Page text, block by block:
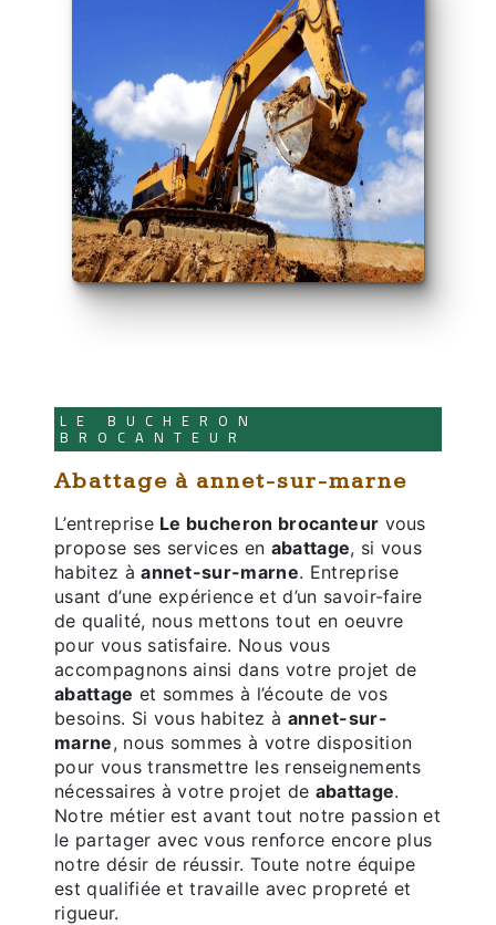
LE BUCHERON
BROCANTEUR
abattage à annet-sur-marne
L’entreprise Le bucheron brocanteur vous
propose ses services en abattage, si vous
habitez àannet-sur-marne. Entreprise
usant d’une expérience et d’un savoir-faire
de qualité, nous mettons tout en oeuvre
pour vous satisfaire. Nous vous
accompagnons ainsi dans votre projet de
abattage et sommes à l’écoute de vos
besoins. Si vous habitez à annet-sur-
marne, nous sommes à votre disposition
pour vous transmettre les renseignements
nécessaires à votre projet de abattage.
Notre métier est avant tout notre passion et
le partager avec vous renforce encore plus
notre désir de réussir. Toute notre équipe
est qualifiée et travaille avec propreté et
rigueur.